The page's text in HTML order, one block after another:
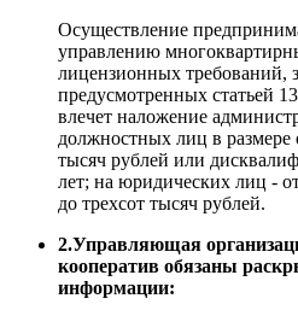
Осуществление
управлению
лицензионных требований,
предусмотренных статьей
влечет наложение
должностных лиц в размере
тысяч рублей или
лет; на юридических лиц -
до трехсот тысяч рублей.
2.Управляющая
кооператив обязаны
информации: